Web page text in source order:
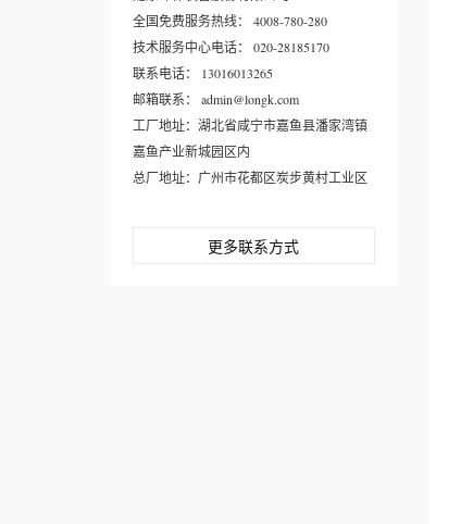
全国免费服务热线： 4008-780-280
技术服务中心电话： 020-28185170
联系电话： 13016013265
邮箱联系： admin@longk.com
工厂地址：湖北省咸宁市嘉鱼县潘家湾镇
嘉鱼产业新城园区内
总厂地址：广州市花都区炭步黄村工业区
更多联系方式